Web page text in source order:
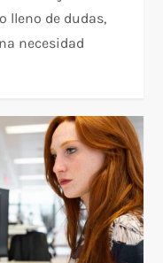
lleno de dudas,
necesidad